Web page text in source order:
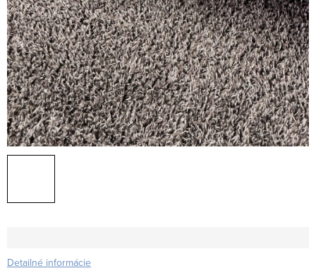
Detailné informácie